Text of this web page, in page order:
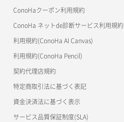
ConoHaクーポン利用規約
ConoHa ネットde診断サービス利用規約
利用規約(ConoHa AI Canvas)
利用規約(ConoHa Pencil)
契約代理店規約
特定商取引法に基づく表記
資金決済法に基づく表示
サービス品質保証制度(SLA)